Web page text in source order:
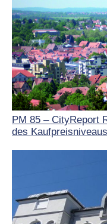
PM 85 – CityReport
des Kaufpreisniveaus